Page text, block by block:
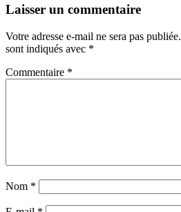
Laisser un commentaire
Votre adresse e-mail ne sera pas publiée.
sont indiqués avec *
Commentaire *
Nom *